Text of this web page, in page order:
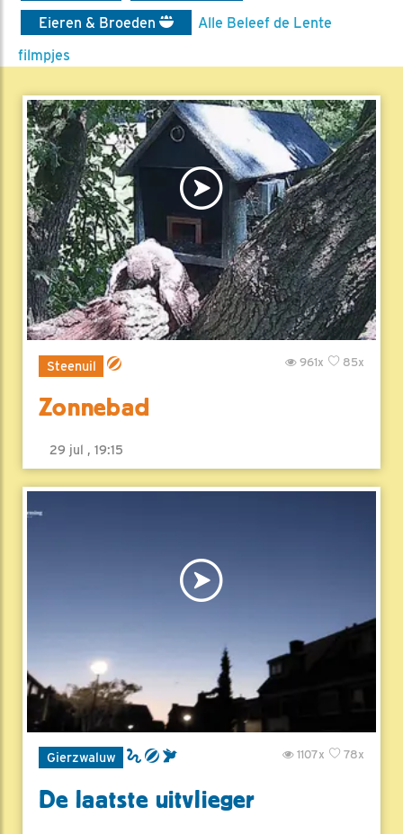
Eieren & Broeden
Alle Beleef de Lente
filmpjes
Steenuil 85x
961x
Zonnebad
29 jul , 19:15
Gierzwaluw 78x
1107x
De laatste uitvlieger